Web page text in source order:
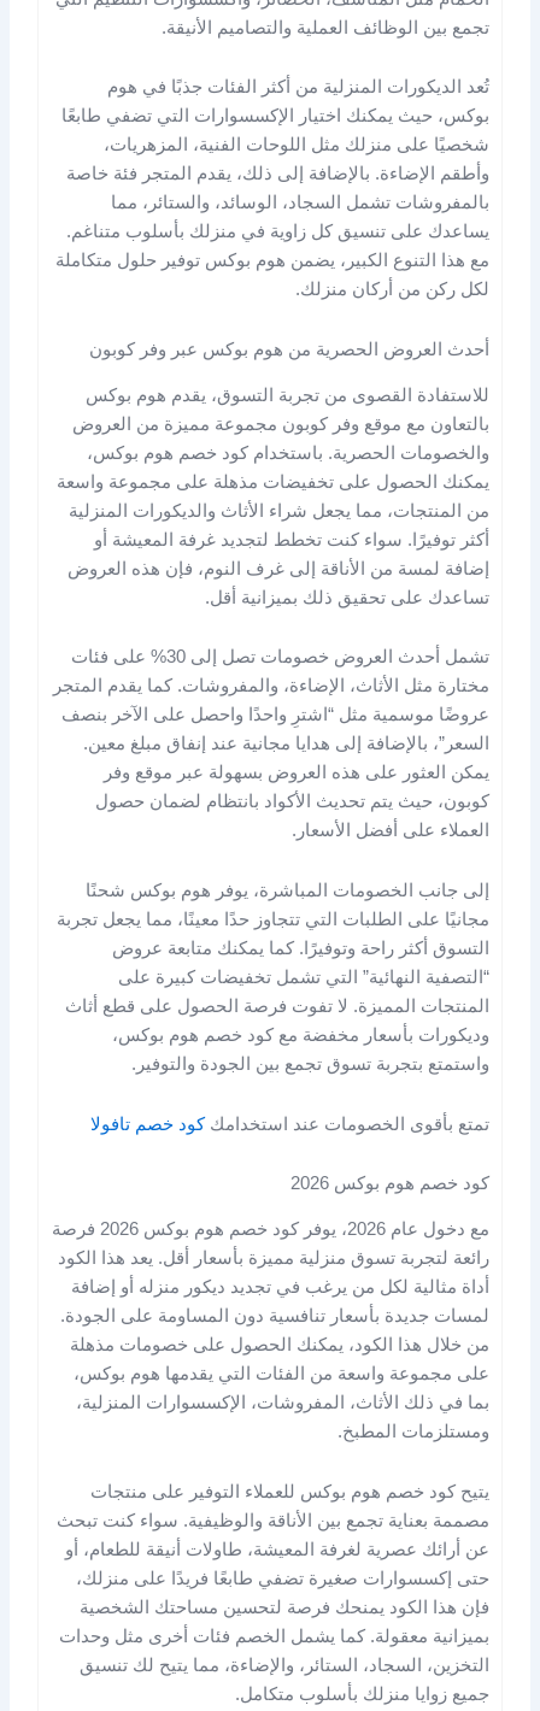
تجمع بين الوظائف العملية والتصاميم الأنيقة.
تُعد الديكورات المنزلية من أكثر الفئات جذبًا في هوم
بوكس، حيث يمكنك اختيار الإكسسوارات التي تضفي طابعًا
شخصيًا على منزلك مثل اللوحات الفنية، المزهريات،
وأطقم الإضاءة. بالإضافة إلى ذلك، يقدم المتجر فئة خاصة
بالمفروشات تشمل السجاد، الوسائد، والستائر، مما
يساعدك على تنسيق كل زاوية في منزلك بأسلوب متناغم.
مع هذا التنوع الكبير، يضمن هوم بوكس توفير حلول متكاملة
لكل ركن من أركان منزلك.
أحدث العروض الحصرية من هوم بوكس عبر وفر كوبون
للاستفادة القصوى من تجربة التسوق، يقدم هوم بوكس
بالتعاون مع موقع وفر كوبون مجموعة مميزة من العروض
والخصومات الحصرية. باستخدام كود خصم هوم بوكس،
يمكنك الحصول على تخفيضات مذهلة على مجموعة واسعة
من المنتجات، مما يجعل شراء الأثاث والديكورات المنزلية
أكثر توفيرًا. سواء كنت تخطط لتجديد غرفة المعيشة أو
إضافة لمسة من الأناقة إلى غرف النوم، فإن هذه العروض
تساعدك على تحقيق ذلك بميزانية أقل.
تشمل أحدث العروض خصومات تصل إلى 30% على فئات
مختارة مثل الأثاث، الإضاءة، والمفروشات. كما يقدم المتجر
عروضًا موسمية مثل “اشترِ واحدًا واحصل على الآخر بنصف
السعر”، بالإضافة إلى هدايا مجانية عند إنفاق مبلغ معين.
يمكن العثور على هذه العروض بسهولة عبر موقع وفر
كوبون، حيث يتم تحديث الأكواد بانتظام لضمان حصول
العملاء على أفضل الأسعار.
إلى جانب الخصومات المباشرة، يوفر هوم بوكس شحنًا
مجانيًا على الطلبات التي تتجاوز حدًا معينًا، مما يجعل تجربة
التسوق أكثر راحة وتوفيرًا. كما يمكنك متابعة عروض
“التصفية النهائية” التي تشمل تخفيضات كبيرة على
المنتجات المميزة. لا تفوت فرصة الحصول على قطع أثاث
وديكورات بأسعار مخفضة مع كود خصم هوم بوكس،
واستمتع بتجربة تسوق تجمع بين الجودة والتوفير.
تمتع بأقوى الخصومات عند استخدامككود خصم تافولا
كود خصم هوم بوكس 2026
مع دخول عام 2026، يوفر كود خصم هوم بوكس 2026 فرصة
رائعة لتجربة تسوق منزلية مميزة بأسعار أقل. يعد هذا الكود
أداة مثالية لكل من يرغب في تجديد ديكور منزله أو إضافة
لمسات جديدة بأسعار تنافسية دون المساومة على الجودة.
من خلال هذا الكود، يمكنك الحصول على خصومات مذهلة
على مجموعة واسعة من الفئات التي يقدمها هوم بوكس،
بما في ذلك الأثاث، المفروشات، الإكسسوارات المنزلية،
ومستلزمات المطبخ.
يتيح كود خصم هوم بوكس للعملاء التوفير على منتجات
مصممة بعناية تجمع بين الأناقة والوظيفية. سواء كنت تبحث
عن أرائك عصرية لغرفة المعيشة، طاولات أنيقة للطعام، أو
حتى إكسسوارات صغيرة تضفي طابعًا فريدًا على منزلك،
فإن هذا الكود يمنحك فرصة لتحسين مساحتك الشخصية
بميزانية معقولة. كما يشمل الخصم فئات أخرى مثل وحدات
التخزين، السجاد، الستائر، والإضاءة، مما يتيح لك تنسيق
جميع زوايا منزلك بأسلوب متكامل.